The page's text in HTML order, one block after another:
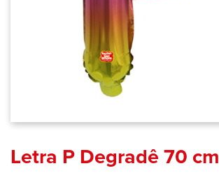
Letra P Degradê 70 cm